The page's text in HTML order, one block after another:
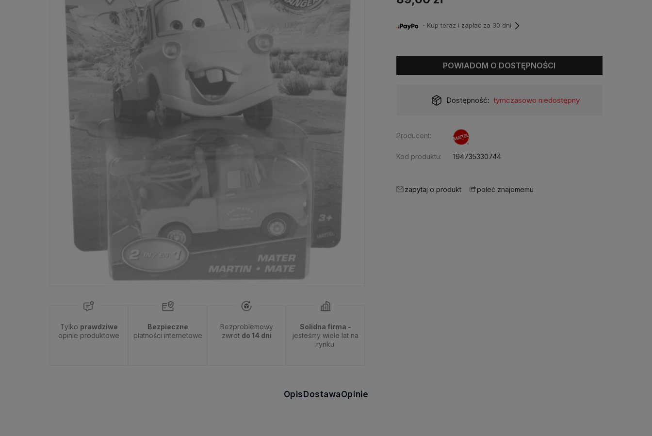
Tylko prawdziwe
opinie produktowe
Bezpieczne
płatności internetowe
Bezproblemowy
zwrot do 14 dni
Solidna firma -
jesteśmy wiele lat na
rynku
・Kup teraz i zapłać za 30 dni
POWIADOM O DOSTĘPNOŚCI
Dostępność: Dostępność: tymczasowo niedostępny
Producent:
Kod produktu: 194735330744
zapytaj o produkt poleć znajomemu
OpisDostawaOpinie